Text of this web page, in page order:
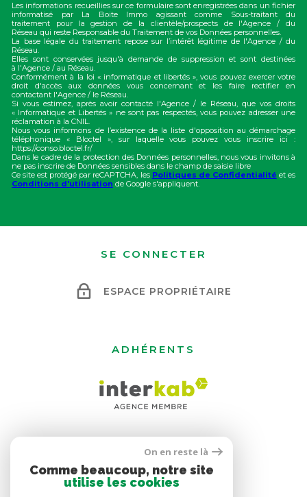
Les informations recueillies sur ce formulaire sont enregistrées dans un fichier
informatisé par La Boite Immo agissant comme Sous-traitant du
traitement pour la gestion de la clientèle/prospects de l'Agence / du
Réseau qui reste Responsable du Traitement de vos Données personnelles.
La base légale du traitement repose sur l’intérêt légitime de l'Agence / du
Réseau.
Elles sont conservées jusqu'à demande de suppression et sont destinées
à l'Agence / au Réseau.
Conformément à la loi « informatique et libertés », vous pouvez exercer votre
droit d'accès aux données vous concernant et les faire rectifier en
contactant l'Agence / le Réseau.
Si vous estimez, après avoir contacté l'Agence / le Réseau, que vos droits
« Informatique et Libertés » ne sont pas respectés, vous pouvez adresser une
réclamation à la CNIL.
Nous vous informons de l’existence de la liste d'opposition au démarchage
téléphonique « Bloctel », sur laquelle vous pouvez vous inscrire ici :
https://conso.bloctel.fr/
Dans le cadre de la protection des Données personnelles, nous vous invitons à
ne pas inscrire de Données sensibles dans le champ de saisie libre
Ce site est protégé par reCAPTCHA, les Politiques de Confidentialité et es
Conditions d'utilisation de Google s'appliquent.
SE CONNECTER
ESPACE PROPRIÉTAIRE
ADHÉRENTS
On en reste là
Comme beaucoup, notre site
utilise les cookies